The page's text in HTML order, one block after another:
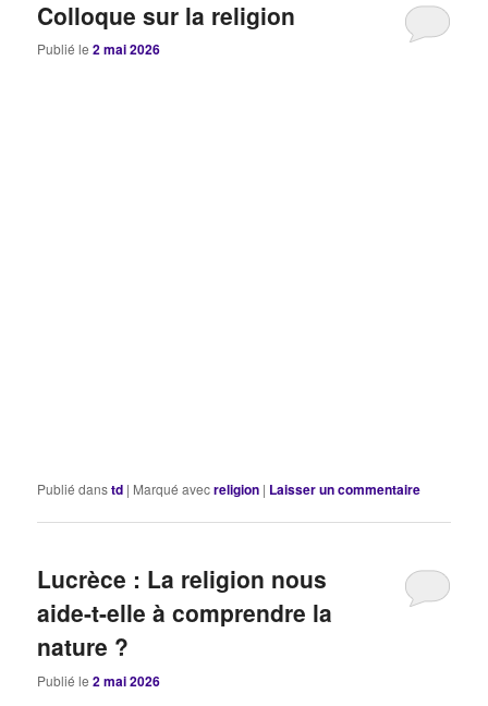
Colloque sur la religion
Publié le2 mai 2026
Publié danstd | Marqué avecreligion | Laisser un commentaire
Lucrèce : La religion nous
aide-t-elle à comprendre la
nature ?
Publié le2 mai 2026